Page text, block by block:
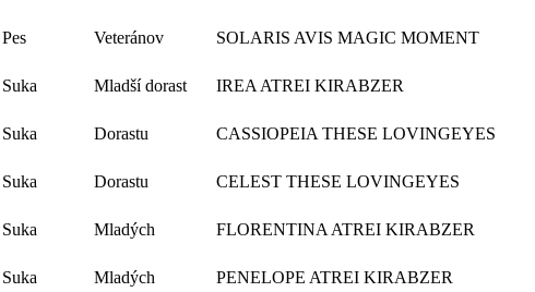
Pes Veteránov SOLARIS AVIS MAGIC MOMENT
Suka Mladší dorast IREA ATREI KIRABZER
Suka Dorastu CASSIOPEIA THESE LOVINGEYES
Suka Dorastu CELEST THESE LOVINGEYES
Suka Mladých FLORENTINA ATREI KIRABZER
Suka Mladých PENELOPE ATREI KIRABZER